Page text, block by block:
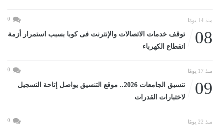
منذ 14 يومًا 0
08
توقف خدمات الاتصالات والإنترنت فى كوبا بسبب استمرار أزمة
انقطاع الكهرباء
منذ 17 يومًا 0
09
تنسيق الجامعات 2026.. موقع التنسيق يواصل إتاحة التسجيل
لاختبارات القدرات
منذ 22 يومًا 0